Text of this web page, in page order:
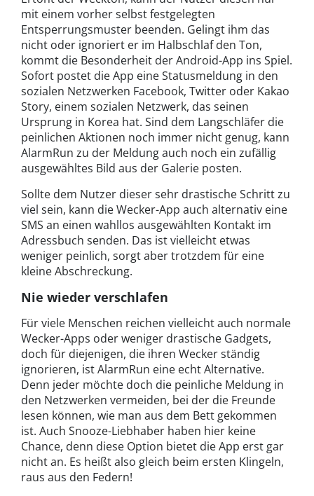
mit einem vorher selbst festgelegten
Entsperrungsmuster beenden. Gelingt ihm das
nicht oder ignoriert er im Halbschlaf den Ton,
kommt die Besonderheit der Android-App ins Spiel.
Sofort postet die App eine Statusmeldung in den
sozialen Netzwerken Facebook, Twitter oder Kakao
Story, einem sozialen Netzwerk, das seinen
Ursprung in Korea hat. Sind dem Langschläfer die
peinlichen Aktionen noch immer nicht genug, kann
AlarmRun zu der Meldung auch noch ein zufällig
ausgewähltes Bild aus der Galerie posten.
Sollte dem Nutzer dieser sehr drastische Schritt zu
viel sein, kann die Wecker-App auch alternativ eine
SMS an einen wahllos ausgewählten Kontakt im
Adressbuch senden. Das ist vielleicht etwas
weniger peinlich, sorgt aber trotzdem für eine
kleine Abschreckung.
Nie wieder verschlafen
Für viele Menschen reichen vielleicht auch normale
Wecker-Apps oder weniger drastische Gadgets,
doch für diejenigen, die ihren Wecker ständig
ignorieren, ist AlarmRun eine echt Alternative.
Denn jeder möchte doch die peinliche Meldung in
den Netzwerken vermeiden, bei der die Freunde
lesen können, wie man aus dem Bett gekommen
ist. Auch Snooze-Liebhaber haben hier keine
Chance, denn diese Option bietet die App erst gar
nicht an. Es heißt also gleich beim ersten Klingeln,
raus aus den Federn!